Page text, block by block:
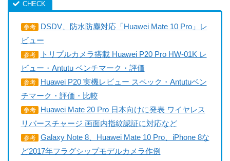
参考
DSDV、防水防塵対応「Huawei Mate 10 Pro」レ
ビュー
参考
トリプルカメラ搭載 Huawei P20 Pro HW-01K レ
ビュー・Antutu ベンチマーク・評価
参考
Huawei P20 実機レビュー スペック・Antutuベン
チマーク・評価・比較
参考
Huawei Mate 20 Pro 日本向けに発表 ワイヤレス
リバースチャージ 画面内指紋認証に対応など
参考
Galaxy Note 8、Huawei Mate 10 Pro、iPhone 8な
ど2017年フラグシップモデルカメラ作例